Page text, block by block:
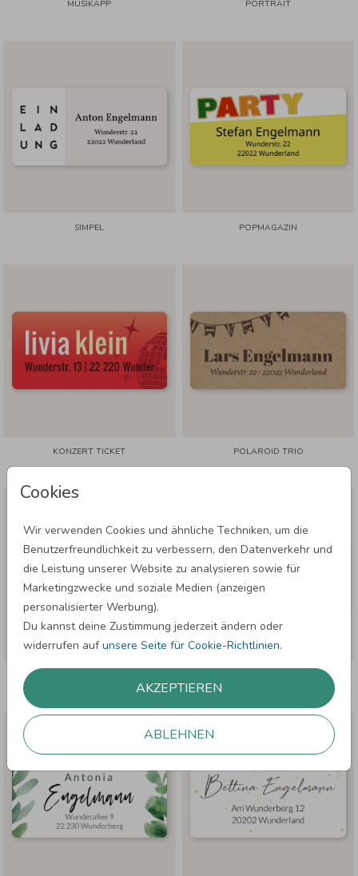
Cookies
Wir verwenden Cookies und ähnliche Techniken, um die
Benutzerfreundlichkeit zu verbessern, den Datenverkehr und
die Leistung unserer Website zu analysieren sowie für
Marketingzwecke und soziale Medien (anzeigen
personalisierter Werbung).
Du kannst deine Zustimmung jederzeit ändern oder
widerrufen aufunsere Seite für Cookie-Richtlinien.
AKZEPTIEREN
ABLEHNEN
MUSIKAPP PORTRAIT
SIMPEL POPMAGAZIN
KONZERT TICKET POLAROID TRIO